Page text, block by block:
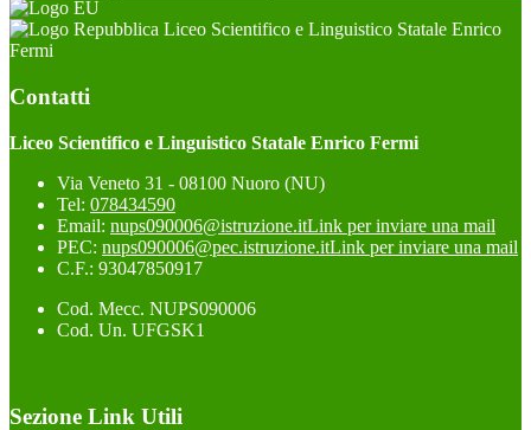
Liceo Scientifico e Linguistico Statale Enrico
Fermi
Contatti
Liceo Scientifico e Linguistico Statale Enrico Fermi
Via Veneto 31 - 08100 Nuoro (NU)
Tel: 078434590
Email: nups090006@istruzione.itLink per inviare una mail
PEC: nups090006@pec.istruzione.itLink per inviare una mail
C.F.: 93047850917
Cod. Mecc. NUPS090006
Cod. Un. UFGSK1
Sezione Link Utili